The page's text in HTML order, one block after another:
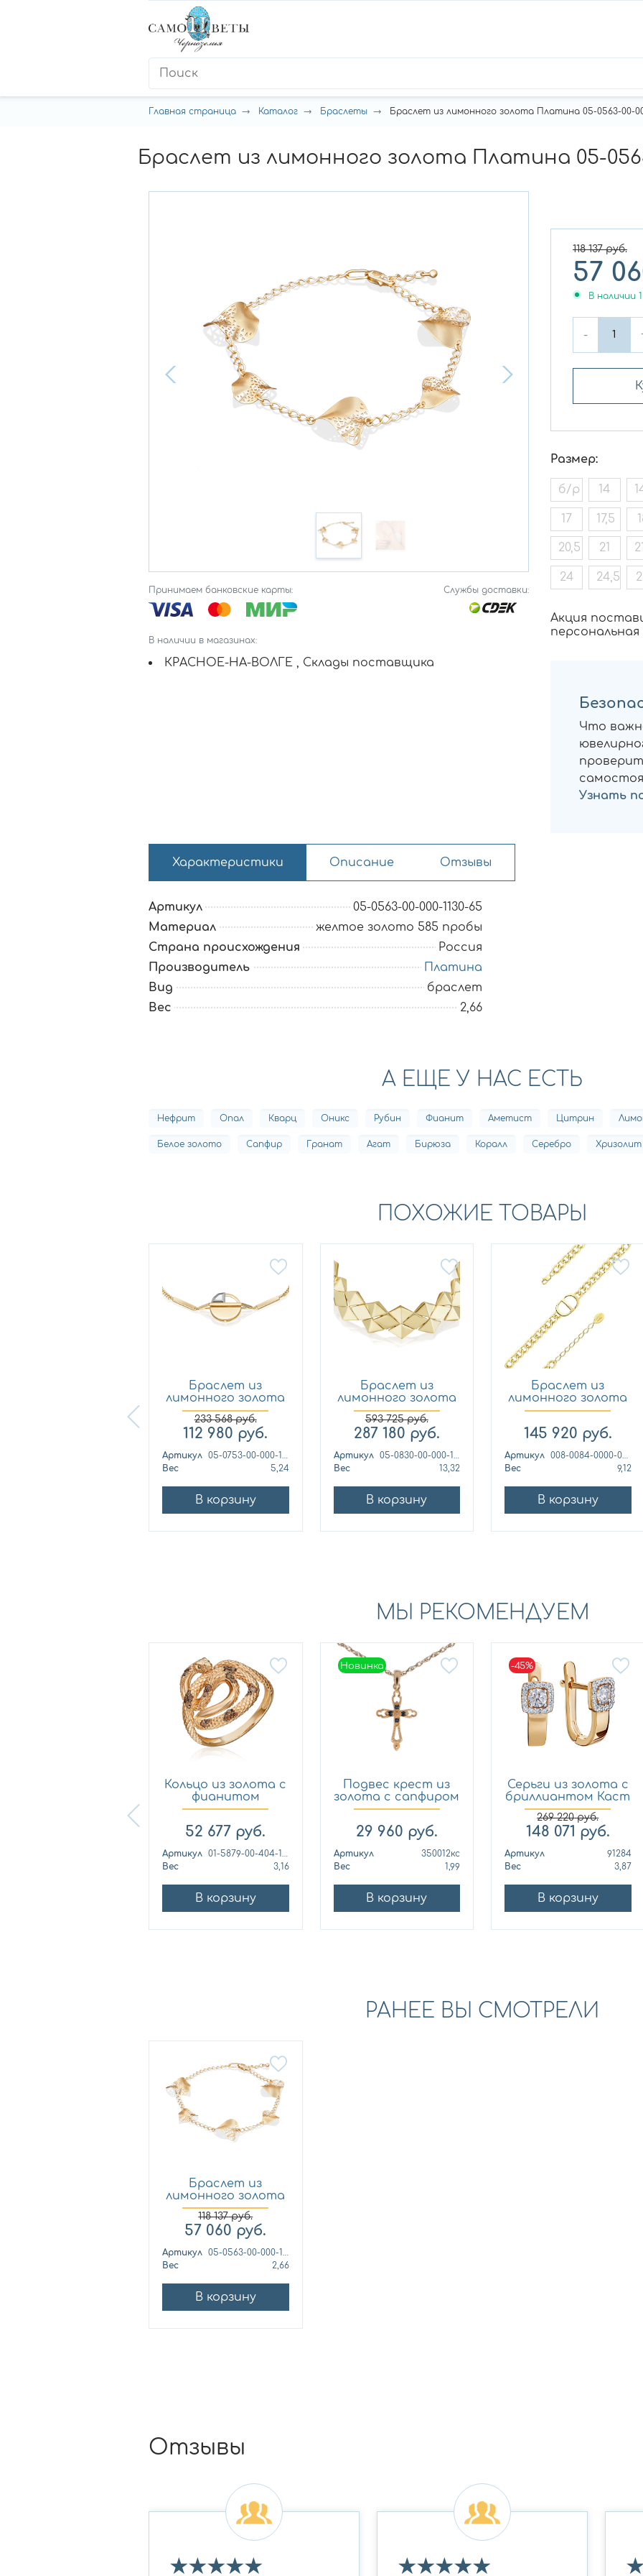
Главная страница Каталог Браслеты Браслет из лимонного золота Платина 05-0563-00-
Браслет из лимонного золота Платина 05-
Принимаем банковские карты: Службы доставки:
В наличии в магазинах:
КРАСНОЕ-НА-ВОЛГЕ , Склады поставщика
118 137руб.
57
В наличии 1
-
Размер:
б/р 14
17 17,5
20,5 21
24 24,5
Акция
Что
Узнать
Характеристики Описание Отзывы
Артикул
05-0563-00-000-1130-65
Материал
желтое золото 585 пробы
Страна происхождения
Россия
Производитель
Платина
Вид
браслет
Вес
2,66
А ЕЩЕ У НАС ЕСТЬ
Нефрит Опал Кварц Оникс Рубин Фианит Аметист Цитрин
Белое золото Сапфир Гранат Агат Бирюза Коралл Серебро Хризолит
ПОХОЖИЕ ТОВАРЫ
Браслет из
лимонного золота
Платина 0...
233 568руб.
112 980 руб.
Артикул
Вес
5,24
В корзину
Браслет из
лимонного золота
Платина 0...
593 725руб.
287 180 руб.
Артикул
Вес
13,32
В корзину
Браслет из
лимонного золота
CARLIN 00...
145 920 руб.
Артикул
Вес
9,12
В корзину
МЫ РЕКОМЕНДУЕМ
Кольцо из золота с
фианитом
Платина 0...
52 677 руб.
Артикул
01-5879-00-404-1110
Вес
3,16
В корзину
Новинка
Новинка
Подвес крест из
золота с сапфиром
Кло...
29 960 руб.
Артикул
350012кс
Вес
1,99
В корзину
-45%
Серьги из золота с
бриллиантом Каст
ю...
269 220руб.
148 071 руб.
Артикул
91284
Вес
3,87
В корзину
РАНЕЕ ВЫ СМОТРЕЛИ
Браслет из
лимонного золота
Платина 0...
118 137руб.
57 060 руб.
Артикул
05-0563-00-000-1130-65
Вес
2,66
В корзину
Отзывы
★★★★★ ★★★★★